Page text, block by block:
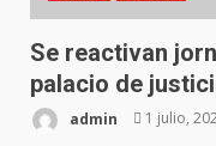
Se reactivan
palacio de
admin 1 julio,